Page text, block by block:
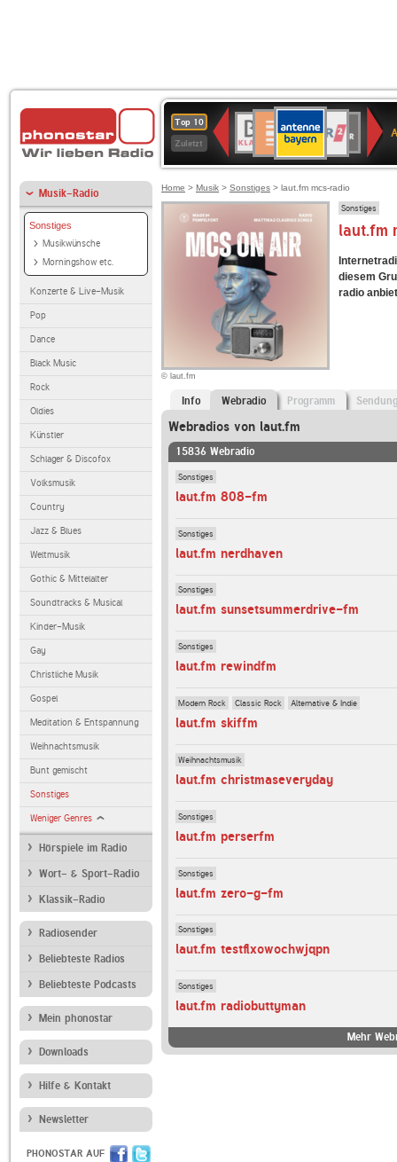
Top 10
Zuletzt
Deutschlandfunk
80er
90er
OLDIE
ANTENNE
SWR3
WDR
4
BR-
KLASSIK
Deutschlandfunk
KulturBAYERN
2
SWR
Kultur
NDR
2
Musik-Radio
Sonstiges
Musikwünsche
Morningshow etc.
Konzerte & Live-Musik
Pop
Dance
Black Music
Rock
Oldies
Künstler
Schlager & Discofox
Volksmusik
Country
Jazz & Blues
Weltmusik
Gothic & Mittelalter
Soundtracks & Musical
Kinder-Musik
Gay
Christliche Musik
Gospel
Meditation & Entspannung
Weihnachtsmusik
Bunt gemischt
Sonstiges
Weniger Genres
Hörspiele im Radio
Wort- & Sport-Radio
Klassik-Radio
Radiosender
Beliebteste Radios
Beliebteste Podcasts
Mein phonostar
Downloads
Hilfe & Kontakt
Newsletter
PHONOSTAR AUF
Home > Musik > Sonstiges > laut.fm mcs-radio
© laut.fm
Sonstiges
laut.fm
diesem
radio
Info Webradio Programm
Webradios von laut.fm
15836 Webradio
Sonstiges
laut.fm 808-fm
Sonstiges
laut.fm nerdhaven
Sonstiges
laut.fm sunsetsummerdrive-fm
Sonstiges
laut.fm rewindfm
Modern Rock Classic Rock Alternative & Indie
laut.fm skiffm
Weihnachtsmusik
laut.fm christmaseveryday
Sonstiges
laut.fm perserfm
Sonstiges
laut.fm zero-g-fm
Sonstiges
laut.fm testflxowochwjqpn
Sonstiges
laut.fm radiobuttyman
Mehr